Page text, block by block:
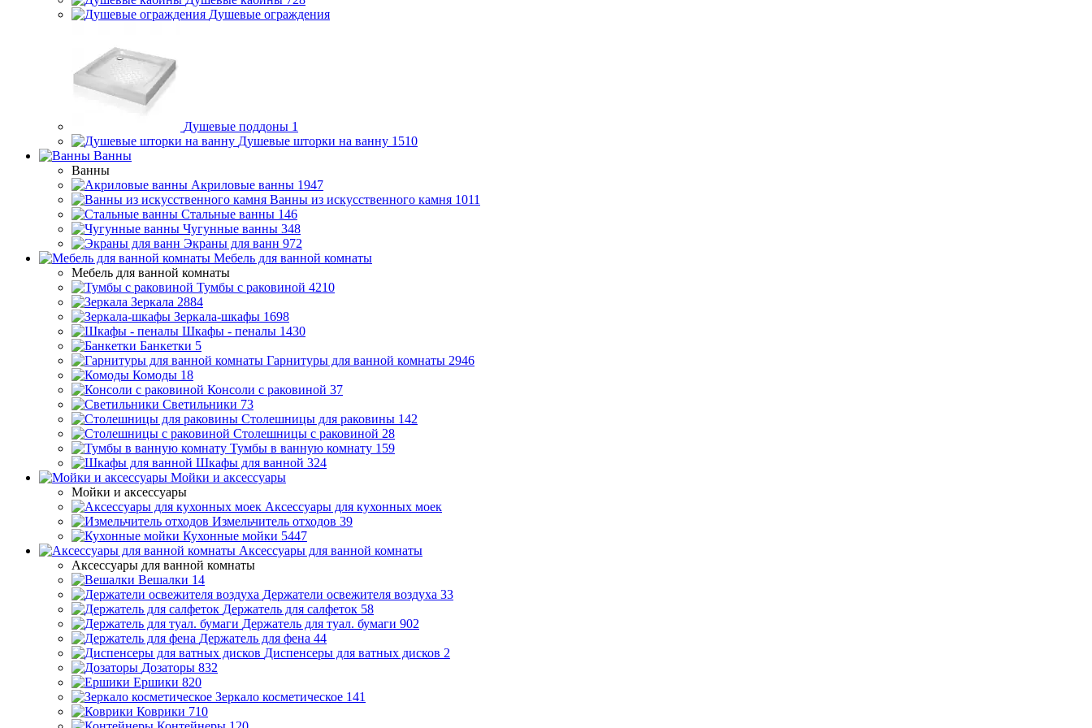
Душевые ограждения
Душевые поддоны 1
Душевые шторки на ванну 1510
Ванны
Ванны
Акриловые ванны 1947
Ванны из искусственного камня 1011
Стальные ванны 146
Чугунные ванны 348
Экраны для ванн 972
Мебель для ванной комнаты
Мебель для ванной комнаты
Тумбы с раковиной 4210
Зеркала 2884
Зеркала-шкафы 1698
Шкафы - пеналы 1430
Банкетки 5
Гарнитуры для ванной комнаты 2946
Комоды 18
Консоли с раковиной 37
Светильники 73
Столешницы для раковины 142
Столешницы с раковиной 28
Тумбы в ванную комнату 159
Шкафы для ванной 324
Мойки и аксессуары
Мойки и аксессуары
Аксессуары для кухонных моек
Измельчитель отходов 39
Кухонные мойки 5447
Аксессуары для ванной комнаты
Аксессуары для ванной комнаты
Вешалки 14
Держатели освежителя воздуха 33
Держатель для салфеток 58
Держатель для туал. бумаги 902
Держатель для фена 44
Диспенсеры для ватных дисков 2
Дозаторы 832
Ершики 820
Зеркало косметическое 141
Коврики 710